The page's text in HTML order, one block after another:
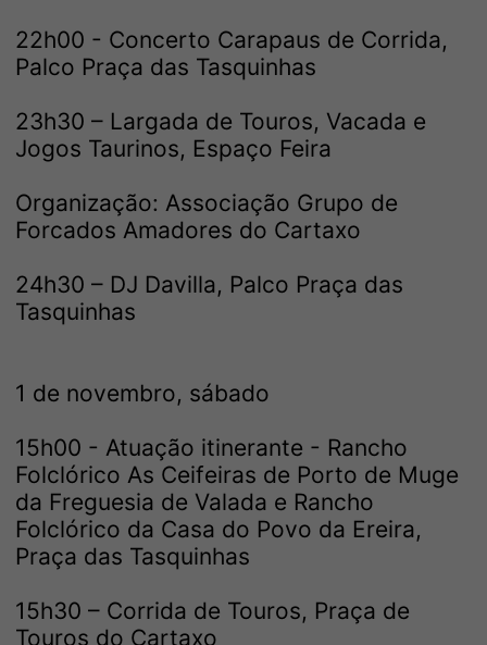
22h00 - Concerto Carapaus de Corrida,
Palco Praça das Tasquinhas
23h30 – Largada de Touros, Vacada e
Jogos Taurinos, Espaço Feira
Organização: Associação Grupo de
Forcados Amadores do Cartaxo
24h30 – DJ Davilla, Palco Praça das
Tasquinhas
1 de novembro, sábado
15h00 - Atuação itinerante - Rancho
Folclórico As Ceifeiras de Porto de Muge
da Freguesia de Valada e Rancho
Folclórico da Casa do Povo da Ereira,
Praça das Tasquinhas
15h30 – Corrida de Touros, Praça de
Touros do Cartaxo